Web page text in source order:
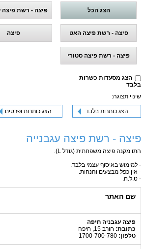
הצג הכל פיצה - רשת פיצה
פיצה - רשת פיצה האט פיצה
פיצה - רשת פיצה סטורי
הצג מסעדות כשרות
בלבד
שינוי תצוגה:
הצג כותרות בלבד הצג כותרות ופרטים
פיצה - רשת פיצה עגבנייה
התו מקנה פיצה משפחתית (גודל L).
- למימוש באיסוף עצמי בלבד.
- אין כפל מבצעים והנחות.
- ט.ל.ח.
שם האתר
פיצה עגבניה חיפה
כתובת: חורב 15, חיפה
טלפון: